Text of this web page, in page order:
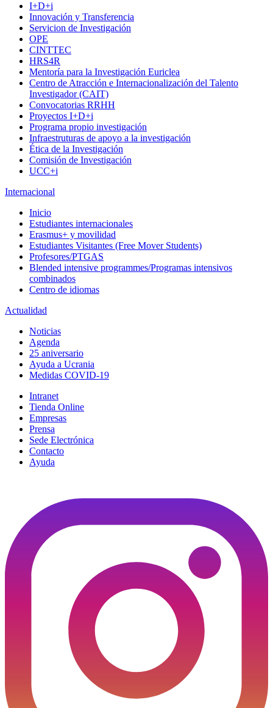
I+D+i
Innovación y Transferencia
Servicion de Investigación
OPE
CINTTEC
HRS4R
Mentoría para la Investigación Euriclea
Centro de Atracción e Internacionalización del Talento
Investigador (CAIT)
Convocatorias RRHH
Proyectos I+D+i
Programa propio investigación
Infraestruturas de apoyo a la investigación
Ética de la Investigación
Comisión de Investigación
UCC+i
Internacional
Inicio
Estudiantes internacionales
Erasmus+ y movilidad
Estudiantes Visitantes (Free Mover Students)
Profesores/PTGAS
Blended intensive programmes/Programas intensivos
combinados
Centro de idiomas
Actualidad
Noticias
Agenda
25 aniversario
Ayuda a Ucrania
Medidas COVID-19
Intranet
Tienda Online
Empresas
Prensa
Sede Electrónica
Contacto
Ayuda